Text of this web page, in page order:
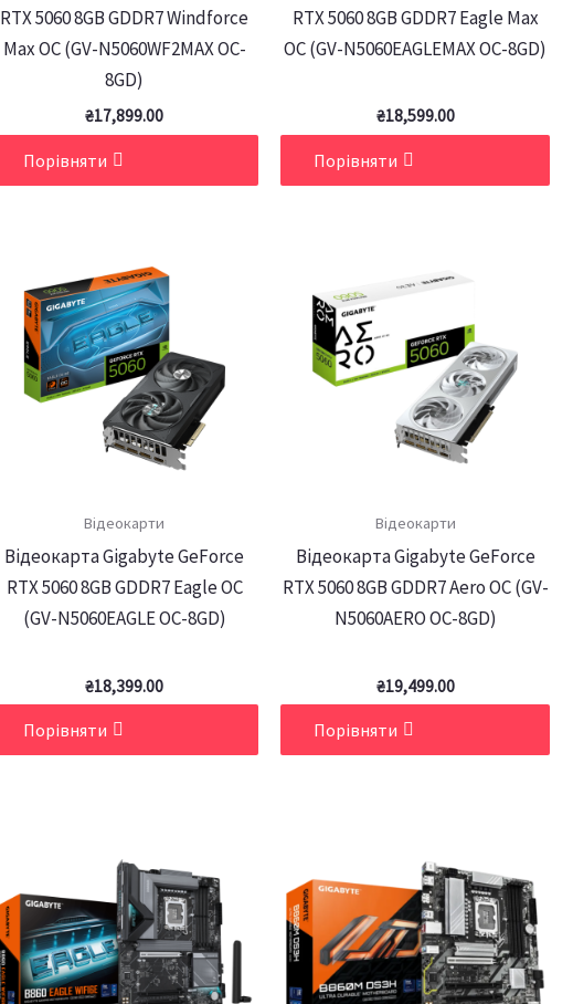
RTX 5060 8GB GDDR7 Windforce
Max OC (GV-N5060WF2MAX OC-
8GD)
₴17,899.00
Порівняти
RTX 5060 8GB GDDR7 Eagle Max
OC (GV-N5060EAGLEMAX OC-8GD)
₴18,599.00
Порівняти
Відеокарти
Відеокарта Gigabyte GeForce
RTX 5060 8GB GDDR7 Eagle OC
(GV-N5060EAGLE OC-8GD)
₴18,399.00
Порівняти
Відеокарти
Відеокарта Gigabyte GeForce
RTX 5060 8GB GDDR7 Aero OC (GV-
N5060AERO OC-8GD)
₴19,499.00
Порівняти